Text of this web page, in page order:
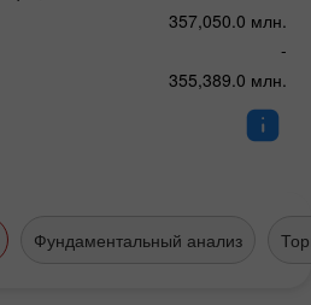
357,050.0 млн.
-
355,389.0 млн.
Фундаментальный анализ